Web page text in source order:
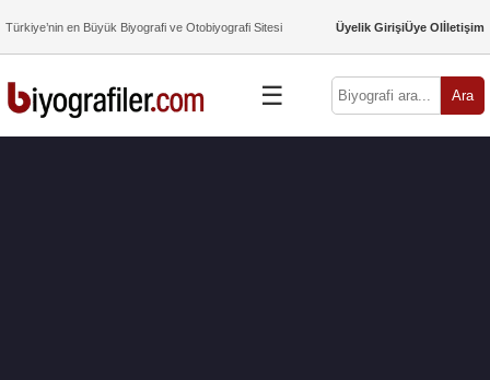
Türkiye’nin en Büyük Biyografi ve Otobiyografi Sitesi Üyelik GirişiÜye Olİletişim
☰ Ara